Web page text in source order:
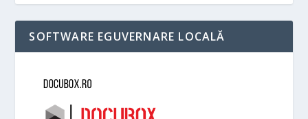
SOFTWARE EGUVERNARE LOCALĂ